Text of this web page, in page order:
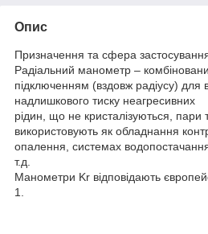
Опис
Призначення та сфера
Радіальний манометр –
підключенням (вздовж радіусу) для
надлишкового тиску неагресивних
рідин, що не кристалізуються, пари
використовують як обладнання
опалення, системах
т.д.
Манометри Kr відповідають
1.